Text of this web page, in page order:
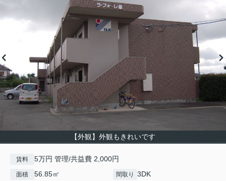
【外観】外観もきれいです
賃料 5万円 管理/共益費 2,000円
面積 56.85㎡ 間取り 3DK